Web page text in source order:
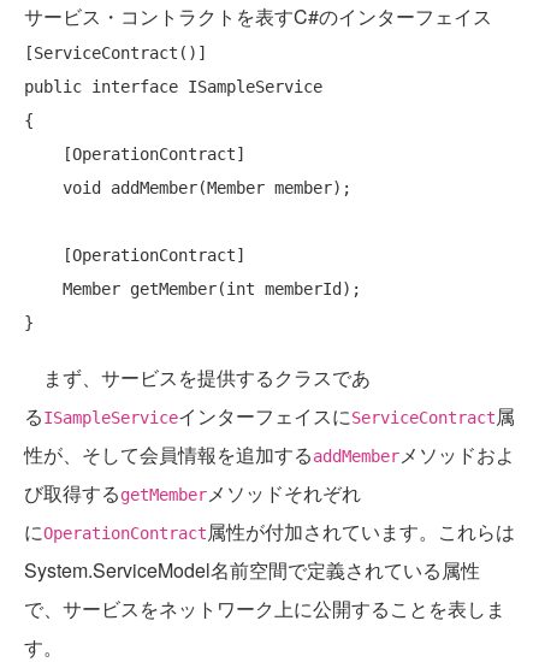
サービス・コントラクトを表すC#のインターフェイス
public interface ISampleService
{
void
addMember(Member member);
    Member getMember(
int memberId);
まず、サービスを提供するクラスであ
るISampleServiceインターフェイスにServiceContract属
性が、そして会員情報を追加するaddMemberメソッドおよ
び取得するgetMemberメソッドそれぞれ
にOperationContract属性が付加されています。これらは
System.ServiceModel名前空間で定義されている属性
で、サービスをネットワーク上に公開することを表しま
す。